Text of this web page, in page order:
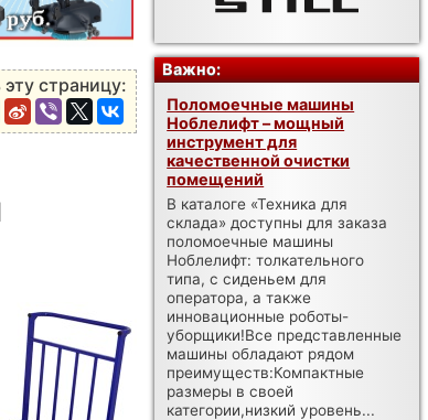
страницу:
Важно:
Поломоечные машины
Ноблелифт – мощный
инструмент для
качественной очистки
помещений
В каталоге «Техника для
склада» доступны для заказа
поломоечные машины
Ноблелифт: толкательного
типа, с сиденьем для
оператора, а также
инновационные роботы-
уборщики!Все представленные
машины обладают рядом
преимуществ:Компактные
размеры в своей
категории,низкий уровень...